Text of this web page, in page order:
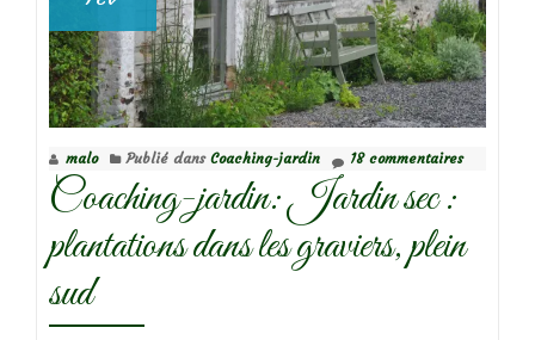
malo Publié dans Coaching-jardin 18 commentaires
Coaching-jardin: Jardin sec :
plantations dans les graviers, plein
sud